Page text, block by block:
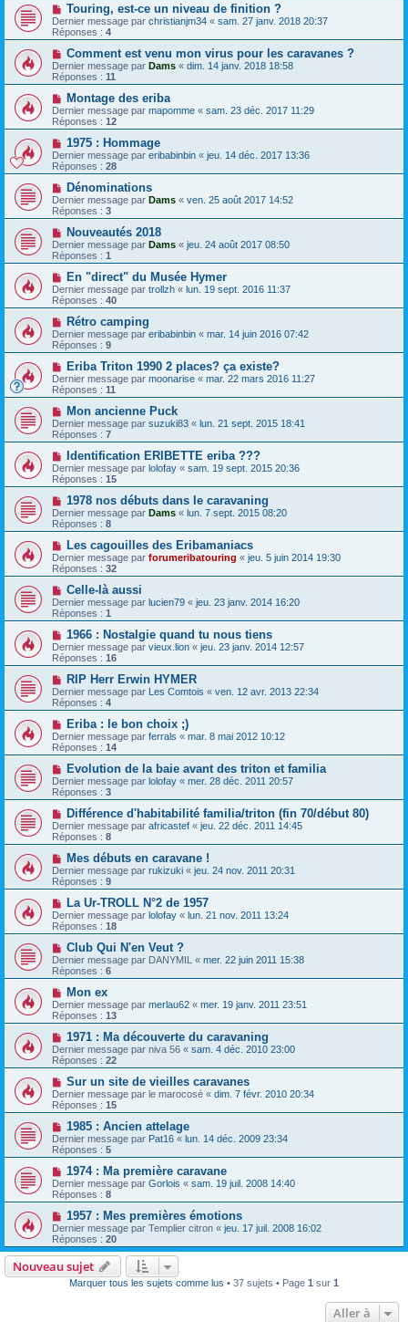
Touring, est-ce un niveau de finition ?
Dernier message par christianjm34 « sam. 27 janv. 2018 20:37
Réponses : 4
Comment est venu mon virus pour les caravanes ?
Dernier message par Dams « dim. 14 janv. 2018 18:58
Réponses : 11
Montage des eriba
Dernier message par mapomme « sam. 23 déc. 2017 11:29
Réponses : 12
1975 : Hommage
Dernier message par eribabinbin « jeu. 14 déc. 2017 13:36
Réponses : 28
Dénominations
Dernier message par Dams « ven. 25 août 2017 14:52
Réponses : 3
Nouveautés 2018
Dernier message par Dams « jeu. 24 août 2017 08:50
Réponses : 1
En "direct" du Musée Hymer
Dernier message par trollzh « lun. 19 sept. 2016 11:37
Réponses : 40
Rétro camping
Dernier message par eribabinbin « mar. 14 juin 2016 07:42
Réponses : 9
Eriba Triton 1990 2 places? ça existe?
Dernier message par moonarise « mar. 22 mars 2016 11:27
Réponses : 11
Mon ancienne Puck
Dernier message par suzuki83 « lun. 21 sept. 2015 18:41
Réponses : 7
Identification ERIBETTE eriba ???
Dernier message par lolofay « sam. 19 sept. 2015 20:36
Réponses : 15
1978 nos débuts dans le caravaning
Dernier message par Dams « lun. 7 sept. 2015 08:20
Réponses : 8
Les cagouilles des Eribamaniacs
Dernier message par forumeribatouring « jeu. 5 juin 2014 19:30
Réponses : 32
Celle-là aussi
Dernier message par lucien79 « jeu. 23 janv. 2014 16:20
Réponses : 1
1966 : Nostalgie quand tu nous tiens
Dernier message par vieux.lion « jeu. 23 janv. 2014 12:57
Réponses : 16
RIP Herr Erwin HYMER
Dernier message par Les Comtois « ven. 12 avr. 2013 22:34
Réponses : 4
Eriba : le bon choix ;)
Dernier message par ferrals « mar. 8 mai 2012 10:12
Réponses : 14
Evolution de la baie avant des triton et familia
Dernier message par lolofay « mer. 28 déc. 2011 20:57
Réponses : 3
Différence d'habitabilité familia/triton (fin 70/début 80)
Dernier message par africastef « jeu. 22 déc. 2011 14:45
Réponses : 8
Mes débuts en caravane !
Dernier message par rukizuki « jeu. 24 nov. 2011 20:31
Réponses : 9
La Ur-TROLL N°2 de 1957
Dernier message par lolofay « lun. 21 nov. 2011 13:24
Réponses : 18
Club Qui N'en Veut ?
Dernier message par DANYMIL « mer. 22 juin 2011 15:38
Réponses : 6
Mon ex
Dernier message par merlau62 « mer. 19 janv. 2011 23:51
Réponses : 13
1971 : Ma découverte du caravaning
Dernier message par niva 56 « sam. 4 déc. 2010 23:00
Réponses : 22
Sur un site de vieilles caravanes
Dernier message par le marocosé « dim. 7 févr. 2010 20:34
Réponses : 15
1985 : Ancien attelage
Dernier message par Pat16 « lun. 14 déc. 2009 23:34
Réponses : 5
1974 : Ma première caravane
Dernier message par Gorlois « sam. 19 juil. 2008 14:40
Réponses : 8
1957 : Mes premières émotions
Dernier message par Templier citron « jeu. 17 juil. 2008 16:02
Réponses : 20
Nouveau sujet
Marquer tous les sujets comme lus • 37 sujets • Page 1 sur 1
Aller à